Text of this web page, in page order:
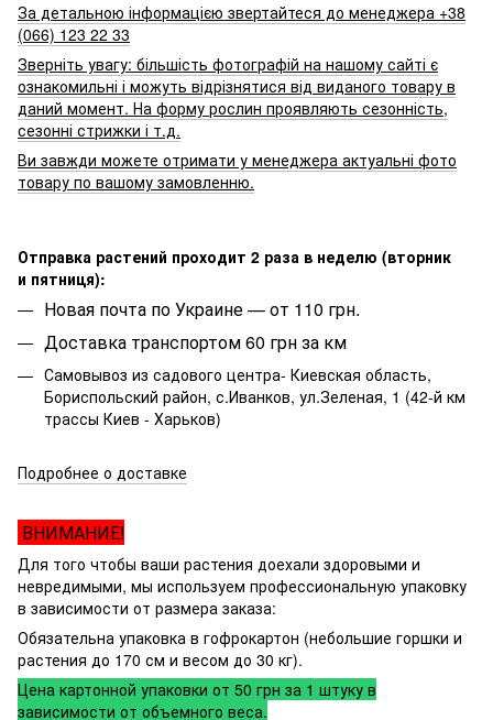
За детальною інформацією звертайтеся до менеджера +38
(066) 123 22 33
Зверніть увагу: більшість фотографій на нашому сайті є
ознакомильні і можуть відрізнятися від виданого товару в
даний момент. На форму рослин проявляють сезонність,
сезонні стрижки і т.д.
Ви завжди можете отримати у менеджера актуальні фото
товару по вашому замовленню.
Отправка растений проходит 2 раза в неделю (вторник
и пятниця):
Новая почта по Украине — от 110 грн.
Доставка транспортом 60 грн за км
Самовывоз из садового центра- Киевская область,
Бориспольский район, с.Иванков, ул.Зеленая, 1 (42-й км
трассы Киев - Харьков)
Подробнее о доставке
ВНИМАНИЕ!
Для того чтобы ваши растения доехали здоровыми и
невредимыми, мы используем профессиональную упаковку
в зависимости от размера заказа:
Обязательна упаковка в гофрокартон (небольшие горшки и
растения до 170 см и весом до 30 кг).
Цена картонной упаковки от 50 грн за 1 штуку в
зависимости от объемного веса.